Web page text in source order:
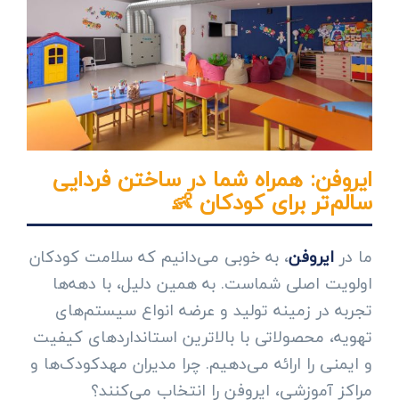
ایروفن: همراه شما در ساختن فردایی
سالم‌تر برای کودکان 👶
ما در ایروفن، به خوبی می‌دانیم که سلامت کودکان
اولویت اصلی شماست. به همین دلیل، با دهه‌ها
تجربه در زمینه تولید و عرضه انواع سیستم‌های
تهویه، محصولاتی با بالاترین استانداردهای کیفیت
و ایمنی را ارائه می‌دهیم. چرا مدیران مهدکودک‌ها و
مراکز آموزشی، ایروفن را انتخاب می‌کنند؟